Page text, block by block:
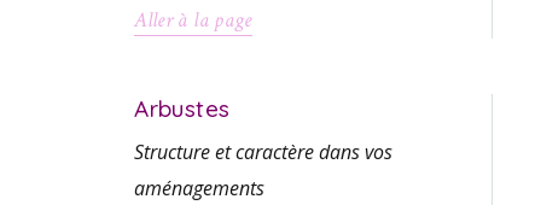
Aller à la page
Arbustes
Structure et caractère dans vos
aménagements